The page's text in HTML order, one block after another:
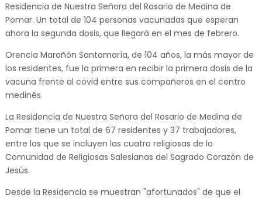
Residencia de Nuestra Señora del Rosario de Medina de
Pomar. Un total de 104 personas vacunadas que esperan
ahora la segunda dosis, que llegará en el mes de febrero.
Orencia Marañón Santamaría, de 104 años, la más mayor de
los residentes, fue la primera en recibir la primera dosis de la
vacuna frente al covid entre sus compañeros en el centro
medinés.
La Residencia de Nuestra Señora del Rosario de Medina de
Pomar tiene un total de 67 residentes y 37 trabajadores,
entre los que se incluyen las cuatro religiosas de la
Comunidad de Religiosas Salesianas del Sagrado Corazón de
Jesús.
Desde la Residencia se muestran "afortunados" de que el